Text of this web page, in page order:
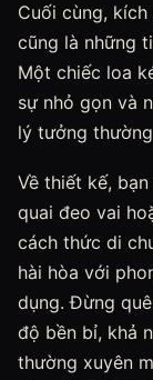
Cuối cùng,
cũng là những
Một chiếc loa
sự nhỏ gọn và
lý tưởng
Về thiết kế,
quai đeo vai
cách thức di
hài hòa với
dụng. Đừng
độ bền bỉ, khả
thường xuyên